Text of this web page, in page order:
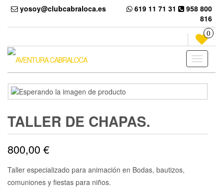
Skip
the
yosoy@clubcabraloca.es 619 11 71 31
958 800
816
0
Toggle
TALLER DE CHAPAS.
800,00€
Taller especializado para animación en Bodas, bautizos,
comuniones y fiestas para niños.